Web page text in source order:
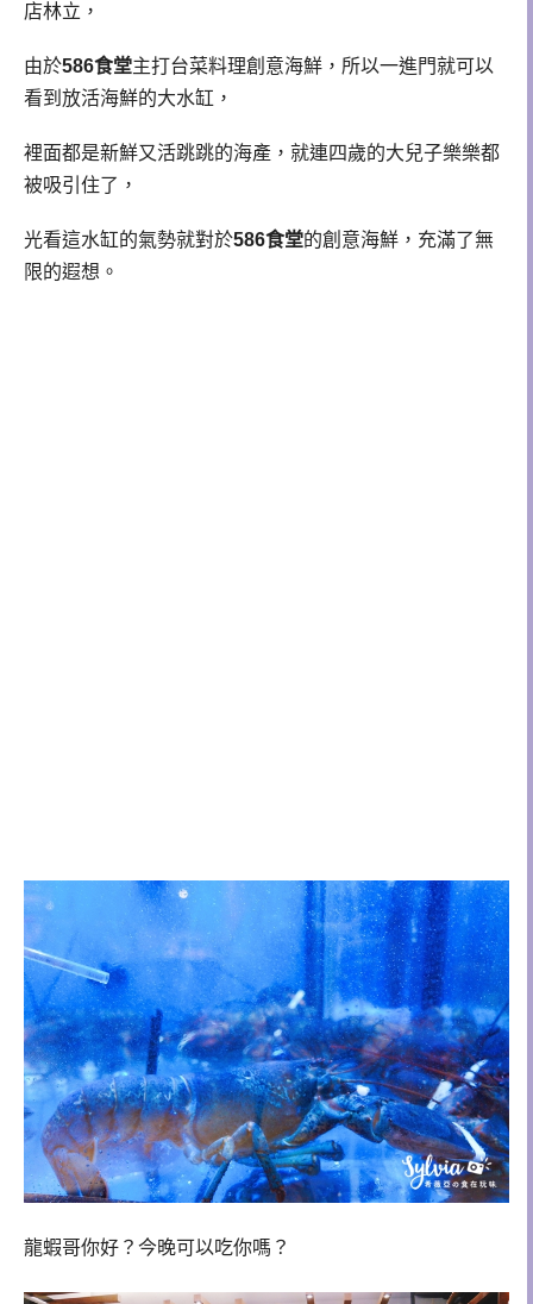
店林立，
由於586食堂主打台菜料理創意海鮮，所以一進門就可以
看到放活海鮮的大水缸，
裡面都是新鮮又活跳跳的海產，就連四歲的大兒子樂樂都
被吸引住了，
光看這水缸的氣勢就對於586食堂的創意海鮮，充滿了無
限的遐想。
龍蝦哥你好？今晚可以吃你嗎？